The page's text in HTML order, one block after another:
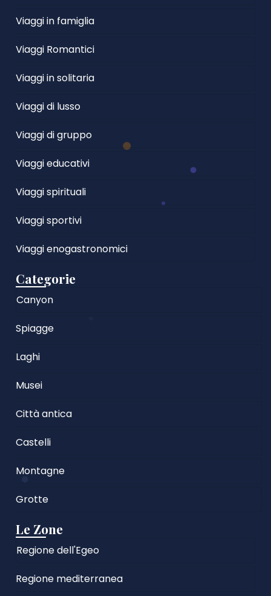
Viaggi in famiglia
Viaggi Romantici
Viaggi in solitaria
Viaggi di lusso
Viaggi di gruppo
Viaggi educativi
Viaggi spirituali
Viaggi sportivi
Viaggi enogastronomici
Categorie
Canyon
Spiagge
Laghi
Musei
Città antica
Castelli
Montagne
Grotte
Le Zone
Regione dell'Egeo
Regione mediterranea